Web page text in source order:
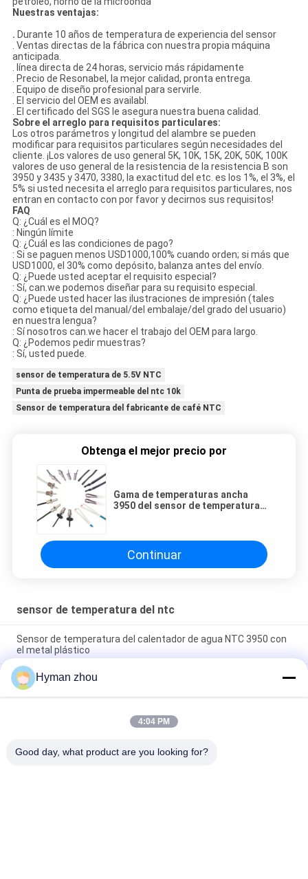
Nuestras ventajas:
. Durante 10 años de temperatura de experiencia del sensor
. Ventas directas de la fábrica con nuestra propia máquina
anticipada.
. línea directa de 24 horas, servicio más rápidamente
. Precio de Resonabel, la mejor calidad, pronta entrega.
. Equipo de diseño profesional para servirle.
. El servicio del OEM es availabl.
. El certificado del SGS le asegura nuestra buena calidad.
Sobre el arreglo para requisitos particulares:
Los otros parámetros y longitud del alambre se pueden
modificar para requisitos particulares según necesidades del
cliente. ¡Los valores de uso general 5K, 10K, 15K, 20K, 50K, 100K
valores de uso general de la resistencia de la resistencia B son
3950 y 3435 y 3470, 3380, la exactitud del etc. es los 1%, el 3%, el
5% si usted necesita el arreglo para requisitos particulares, nos
entran en contacto con por favor y decirnos sus requisitos!
FAQ
Q: ¿Cuál es el MOQ?
: Ningún límite
Q: ¿Cuál es las condiciones de pago?
: Si se paguen menos USD1000,100% cuando orden; si más que
USD1000, el 30% como depósito, balanza antes del envío.
Q: ¿Puede usted aceptar el requisito especial?
: Sí, can.we podemos diseñar para su requisito especial.
Q: ¿Puede usted hacer las ilustraciones de impresión (tales
como etiqueta del manual/del embalaje/del grado del usuario)
en nuestra lengua?
: Sí nosotros can.we hacer el trabajo del OEM para largo.
Q: ¿Podemos pedir muestras?
: Sí, usted puede.
sensor de temperatura de 5.5V NTC
Punta de prueba impermeable del ntc 10k
Sensor de temperatura del fabricante de café NTC
Obtenga el mejor precio por
Gama de temperaturas ancha
3950 del sensor de temperatura
Continuar
sensor de temperatura del ntc
Sensor de temperatura del calentador de agua NTC 3950 con
el metal plástico
Gama de temperaturas ancha 3950 del sensor de
temperatura del termistor del calentador NTC de la CA 10K el
1%
Sensor de temperatura trifilar de NTC, tornillo de cerámica
Hyman zhou
4:04 PM
Good day, what product are you looking for?